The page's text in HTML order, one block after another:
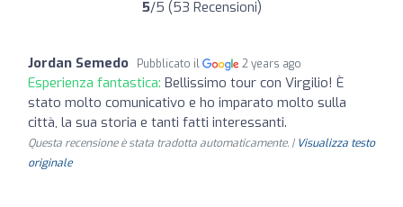
5/5 (53 Recensioni)
Jordan Semedo Pubblicato il 2 years ago
Esperienza fantastica: Bellissimo tour con Virgilio! È
stato molto comunicativo e ho imparato molto sulla
città, la sua storia e tanti fatti interessanti.
Questa recensione è stata tradotta automaticamente. | Visualizza testo
originale